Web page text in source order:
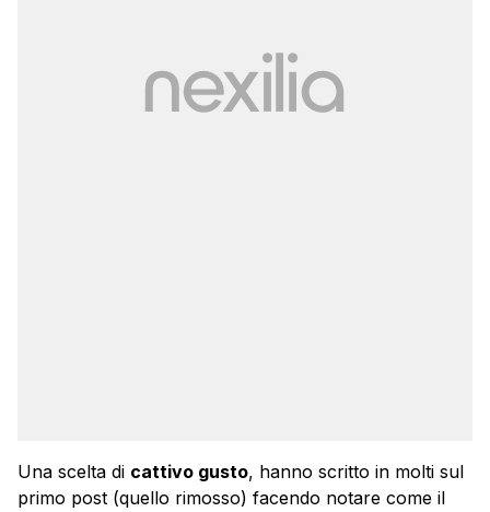
Una scelta di cattivo gusto, hanno scritto in molti sul
primo post (quello rimosso) facendo notare come il